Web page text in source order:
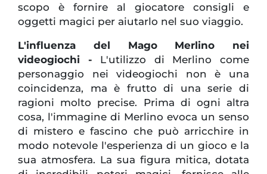
scopo è fornire al giocatore consigli e
oggetti magici per aiutarlo nel suo viaggio.
L'influenza del Mago Merlino nei
videogiochi - L'utilizzo di Merlino come
personaggio nei videogiochi non è una
coincidenza, ma è frutto di una serie di
ragioni molto precise. Prima di ogni altra
cosa, l'immagine di Merlino evoca un senso
di mistero e fascino che può arricchire in
modo notevole l'esperienza di un gioco e la
sua atmosfera. La sua figura mitica, dotata